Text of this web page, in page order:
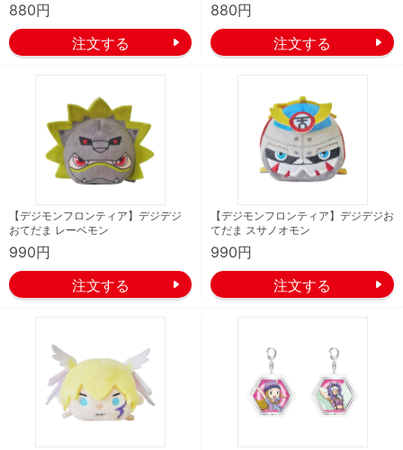
880円 880円
【デジモンフロンティア】デジデジ
おてだま レーベモン
990円
【デジモンフロンティア】デジデジお
てだま スサノオモン
990円